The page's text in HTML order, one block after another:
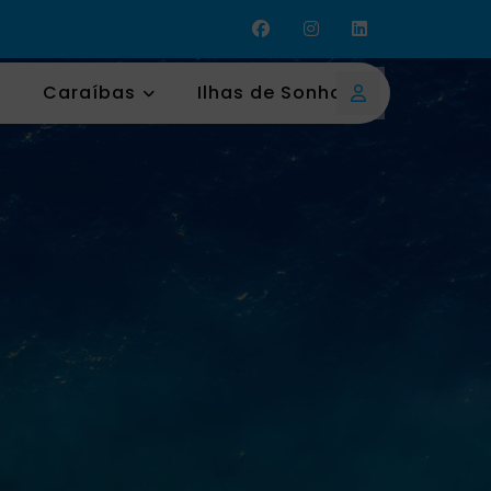
Caraíbas Ilhas de Sonho
Login